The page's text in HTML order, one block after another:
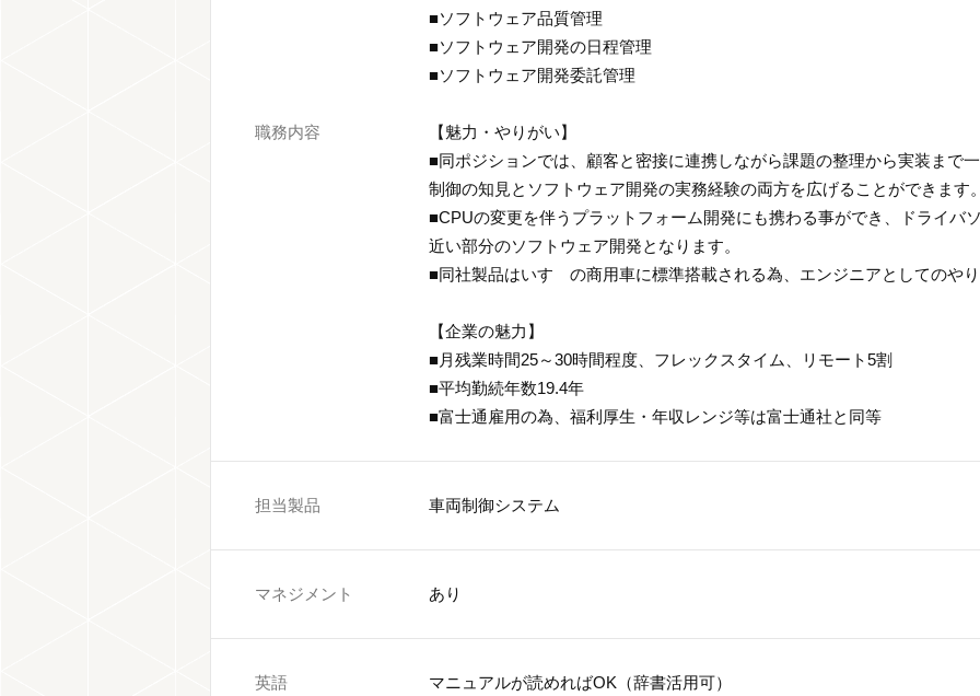
職務内容
■ソフトウェア品質管理
■ソフトウェア開発の日程管理
■ソフトウェア開発委託管理
【魅力・やりがい】
■同ポジションでは、顧客と密接に連携しながら課題の整理から実装まで
制御の知見とソフトウェア開発の実務経験の両方を広げることができます
■CPUの変更を伴うプラットフォーム開発にも携わる事ができ、ドライバ
近い部分のソフトウェア開発となります。
■同社製品はいすゞの商用車に標準搭載される為、エンジニアとしてのや
【企業の魅力】
■月残業時間25～30時間程度、フレックスタイム、リモート5割
■平均勤続年数19.4年
■富士通雇用の為、福利厚生・年収レンジ等は富士通社と同等
担当製品 車両制御システム
マネジメント あり
英語 マニュアルが読めればOK（辞書活用可）